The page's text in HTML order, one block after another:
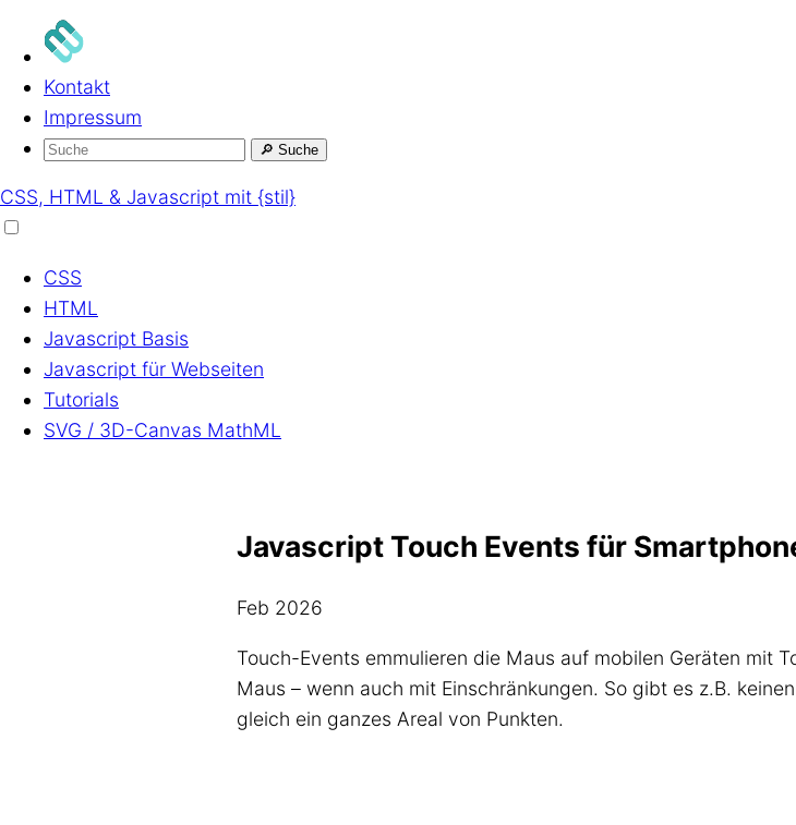
Kontakt
Impressum
🔎 Suche
CSS, HTML & Javascript mit {stil}
CSS
HTML
Javascript Basis
Javascript für Webseiten
Tutorials
SVG / 3D-Canvas MathML
Javascript Touch Events für
Feb 2026
Touch-Events emmulieren die Maus auf mobilen Geräten mit
Maus – wenn auch mit Einschränkungen. So gibt es z.B.
gleich ein ganzes Areal von Punkten.